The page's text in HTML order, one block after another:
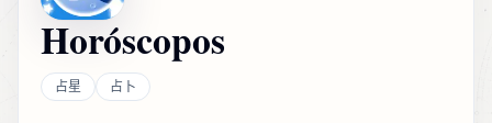
Horóscopos
占星 占卜